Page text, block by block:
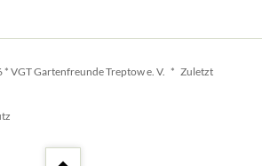
VGT Gartenfreunde Treptow e. V. * Zuletzt